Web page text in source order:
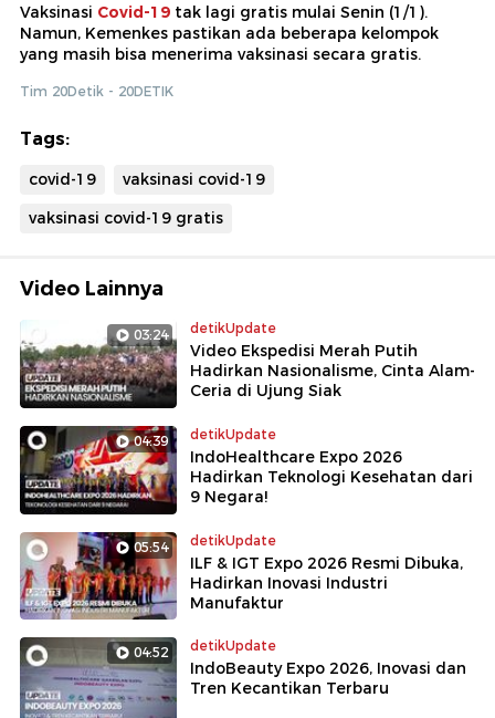
Vaksinasi Covid-19 tak lagi gratis mulai Senin (1/1).
Namun, Kemenkes pastikan ada beberapa kelompok
yang masih bisa menerima vaksinasi secara gratis.
Tim 20Detik - 20DETIK
Tags:
covid-19
vaksinasi covid-19
vaksinasi covid-19 gratis
Video Lainnya
03:24 detikUpdate
Video Ekspedisi Merah Putih
Hadirkan Nasionalisme, Cinta Alam-
Ceria di Ujung Siak
04:39 detikUpdate
IndoHealthcare Expo 2026
Hadirkan Teknologi Kesehatan dari
9 Negara!
05:54 detikUpdate
ILF & IGT Expo 2026 Resmi Dibuka,
Hadirkan Inovasi Industri
Manufaktur
04:52 detikUpdate
IndoBeauty Expo 2026, Inovasi dan
Tren Kecantikan Terbaru